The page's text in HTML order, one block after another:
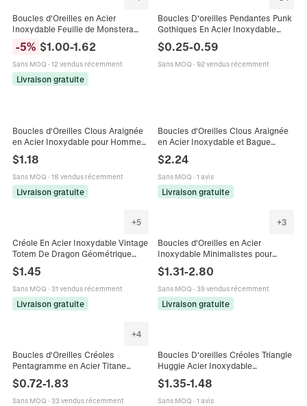
Boucles d'Oreilles en Acier
Inoxydable Feuille de Monstera
Ajourée Goutte Coeur Bijoux
Femme Mode Minimaliste Cadeau
-5% $1.00-1.62
Sans MOQ · 12 vendus récemment
Livraison gratuite
Boucles D'oreilles Pendantes Punk
Gothiques En Acier Inoxydable
Pour Hommes Femmes Croix
Plume Crâne Épée Lame Étoile
Chaîne
$0.25-0.59
Sans MOQ · 92 vendus récemment
Boucles d'Oreilles Clous Araignée
en Acier Inoxydable pour Hommes
Strass Noir Bijoux de Mode
$1.18
Sans MOQ · 18 vendus récemment
Livraison gratuite
Boucles d'Oreilles Clous Araignée
en Acier Inoxydable et Bague
pour Femmes Fête d'Halloween
$2.24
Sans MOQ · 1 avis
Livraison gratuite
+5
Créole En Acier Inoxydable Vintage
Totem De Dragon Géométrique
Style Punk Gothique Pour Hommes
Bijoux Unisexes
$1.45
Sans MOQ · 31 vendus récemment
Livraison gratuite
+3
Boucles d'Oreilles en Acier
Inoxydable Minimalistes pour
Femmes Créatif Géométrique
Irrégulier Papillon Cerise Coquillage
Cœur Perle Artificielle Strass
$1.31-2.80
Sans MOQ · 35 vendus récemment
Livraison gratuite
+4
Boucles d'Oreilles Créoles
Pentagramme en Acier Titane
Unisexe Polies Pendentif Étoile
Géométrique Or Argent Bijoux de
Mode
$0.72-1.83
Sans MOQ · 33 vendus récemment
Boucles D'oreilles Créoles Triangle
Huggie Acier Inoxydable
Géométrique Forme V Poli Style
Punk Bijoux Minimalistes Pour
Hommes Femmes
$1.35-1.48
Sans MOQ · 1 avis